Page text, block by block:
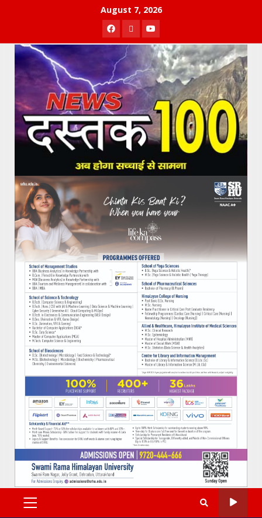
August 7, 2026
Facebook
TwitterYoutube
PRIMARY